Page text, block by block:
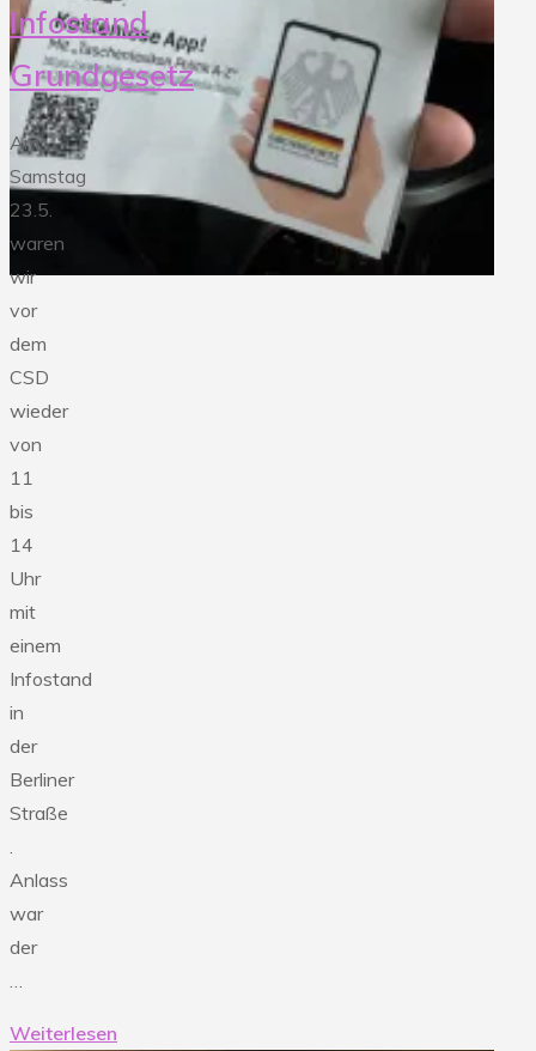
Infostand
Grundgesetz
Am
Samstag
23.5.
waren
wir
vor
dem
CSD
wieder
von
11
bis
14
Uhr
mit
einem
Infostand
in
der
Berliner
Straße
Anlass
war
der
Weiterlesen